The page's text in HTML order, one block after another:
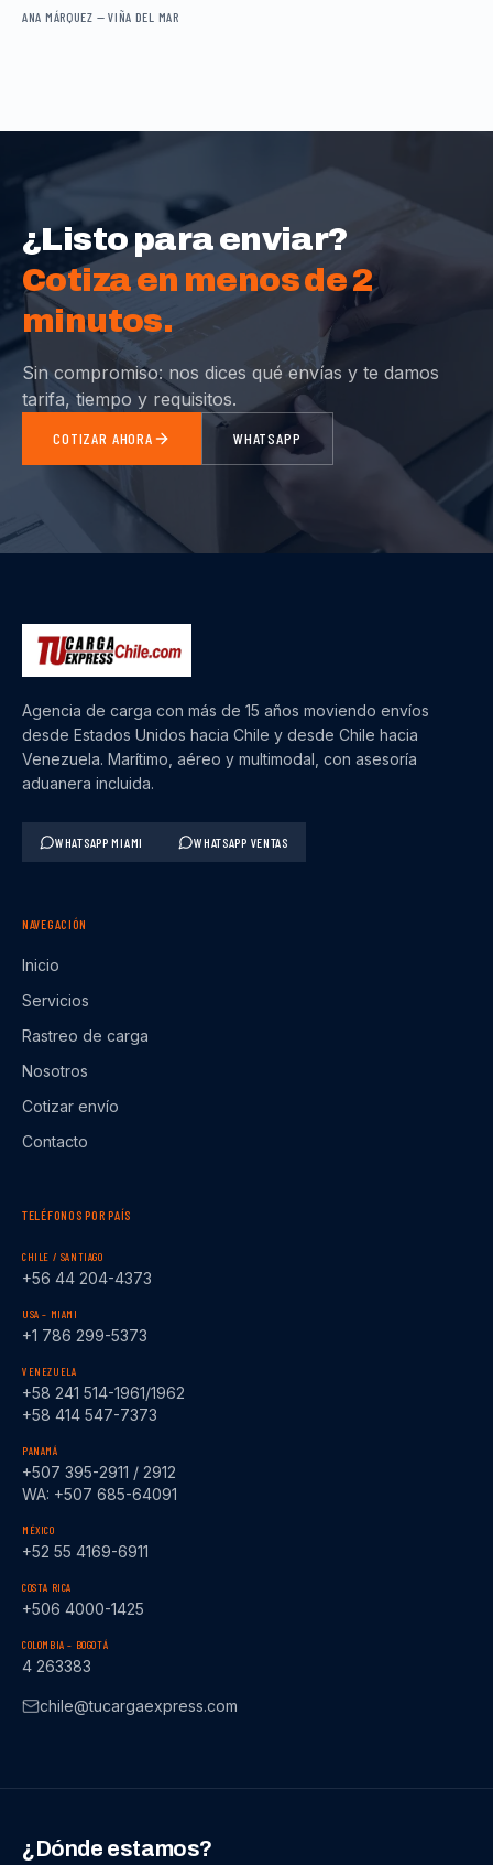
ANA MÁRQUEZ —VIÑA DEL MAR
¿Listo para enviar?
Cotiza en menos de 2
minutos.
Sin compromiso: nos dices qué envías y te damos
tarifa, tiempo y requisitos.
COTIZAR AHORA WHATSAPP
Agencia de carga con más de 15 años moviendo envíos
desde Estados Unidos hacia Chile y desde Chile hacia
Venezuela. Marítimo, aéreo y multimodal, con asesoría
aduanera incluida.
WHATSAPP MIAMI WHATSAPP VENTAS
NAVEGACIÓN
Inicio
Servicios
Rastreo de carga
Nosotros
Cotizar envío
Contacto
TELÉFONOS POR PAÍS
CHILE / SANTIAGO
+56 44 204-4373
USA – MIAMI
+1 786 299-5373
VENEZUELA
+58 241 514-1961/1962
+58 414 547-7373
PANAMÁ
+507 395-2911 / 2912
WA: +507 685-64091
MÉXICO
+52 55 4169-6911
COSTA RICA
+506 4000-1425
COLOMBIA – BOGOTÁ
4 263383
chile@tucargaexpress.com
¿Dónde estamos?